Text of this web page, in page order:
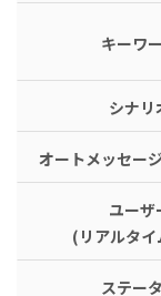
キーワ
シナリ
オートメッセー
ユーザ
(リアルタ
ステー